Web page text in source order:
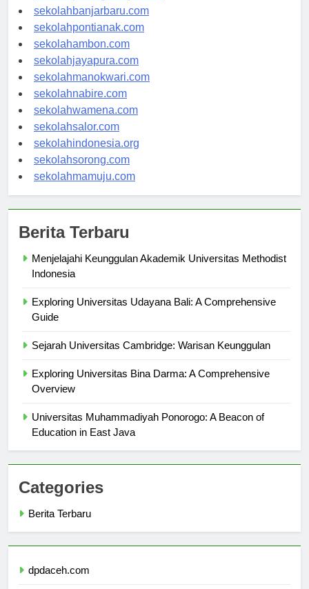
sekolahpalangkaraya.com
sekolahbanjarbaru.com
sekolahpontianak.com
sekolahambon.com
sekolahjayapura.com
sekolahmanokwari.com
sekolahnabire.com
sekolahwamena.com
sekolahsalor.com
sekolahindonesia.org
sekolahsorong.com
Menjelajahi Keunggulan Akademik Universitas Methodist
Exploring Universitas Udayana Bali: A Comprehensive
Exploring Universitas Bina Darma: A Comprehensive
Universitas Muhammadiyah Ponorogo: A Beacon of
Categories